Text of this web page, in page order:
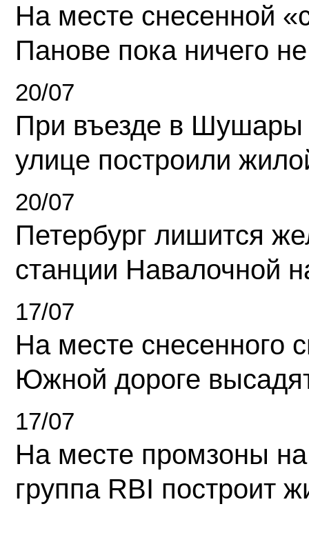
На месте снесенной
Панове пока ничего
20/07
При въезде в Шушары
улице построили
20/07
Петербург лишится
станции Навалочной
17/07
На месте снесенного
Южной дороге
17/07
На месте промзоны
группа RBI построит